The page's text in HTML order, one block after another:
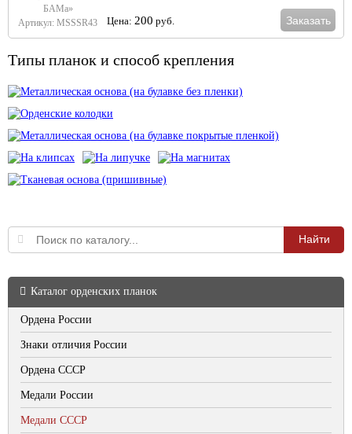
Артикул: MSSSR43 Цена: 200 руб. Заказать
Типы планок и способ крепления
Каталог орденских планок
Ордена России
Знаки отличия России
Ордена СССР
Медали России
Медали СССР